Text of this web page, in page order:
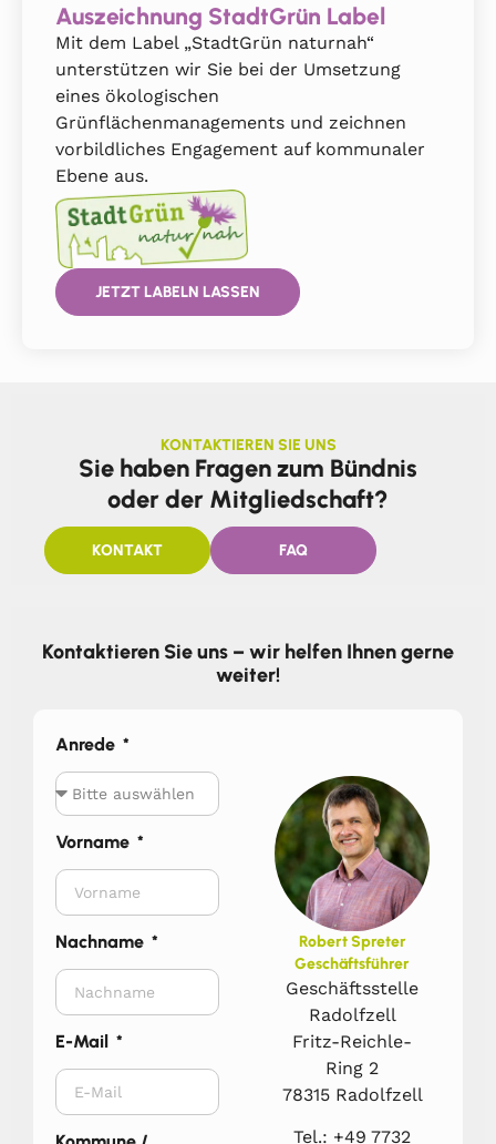
Auszeichnung StadtGrün Label
Mit dem Label „StadtGrün naturnah“
unterstützen wir Sie bei der Umsetzung
eines ökologischen
Grünflächenmanagements und zeichnen
vorbildliches Engagement auf kommunaler
Ebene aus.
JETZT LABELN LASSEN
KONTAKTIEREN SIE UNS
Sie haben Fragen zum Bündnis
oder der Mitgliedschaft?
KONTAKT FAQ
Kontaktieren Sie uns – wir helfen Ihnen gerne
weiter!
Anrede
Vorname
Nachname
E-Mail
Robert Spreter
Geschäftsführer
Geschäftsstelle
Radolfzell
Fritz-Reichle-
Ring 2
78315 Radolfzell
Tel.: +49 7732